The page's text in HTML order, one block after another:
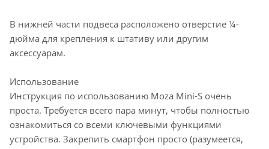
В нижней части подвеса расположено отверстие ¼-
дюйма для крепления к штативу или другим
аксессуарам.
Использование
Инструкция по использованию Moza Mini-S очень
проста. Требуется всего пара минут, чтобы полностью
ознакомиться со всеми ключевыми функциями
устройства. Закрепить смартфон просто (разумеется,